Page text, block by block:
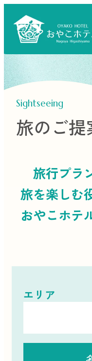
Sightseeing
旅のご提
旅行プラ
旅を楽しむ
おやこホテ
エリア